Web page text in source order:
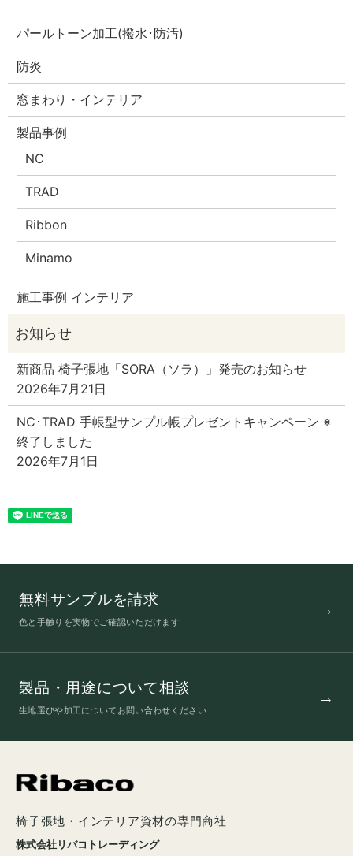
パールトーン加工(撥水･防汚)
防炎
窓まわり・インテリア
製品事例
NC
TRAD
Ribbon
Minamo
施工事例 インテリア
新商品 椅子張地「SORA（ソラ）」発売のお知らせ
2026年7月21日
NC･TRAD 手帳型サンプル帳プレゼントキャンペーン ※
終了しました
2026年7月1日
無料サンプルを請求
色と手触りを実物でご確認いただけます
製品・用途について相談
生地選びや加工についてお問い合わせください
椅子張地・インテリア資材の専門商社
株式会社リバコトレーディング